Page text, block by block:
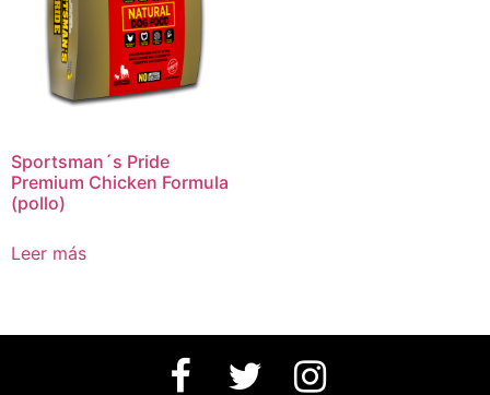
Sportsman´s Pride
Premium Chicken Formula
(pollo)
Leer más